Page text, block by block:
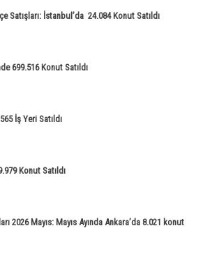
Satışları: İstanbul’da 24.084 Konut Satıldı
699.516 Konut Satıldı
İş Yeri Satıldı
Konut Satıldı
2026 Mayıs: Mayıs Ayında Ankara’da 8.021 konut